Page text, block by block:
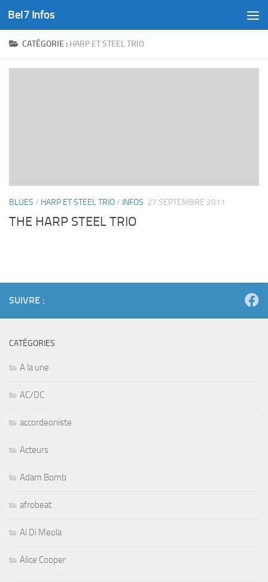
Skip to content
Bel7 Infos
CATÉGORIE : HARP ET STEEL TRIO
BLUES / HARP ET STEEL TRIO/ INFOS 27 SEPTEMBRE 2011
THE HARP STEEL TRIO
SUIVRE :
CATÉGORIES
A la une
AC/DC
accordeoniste
Acteurs
Adam Bomb
afrobeat
Al Di Meola
Alice Cooper